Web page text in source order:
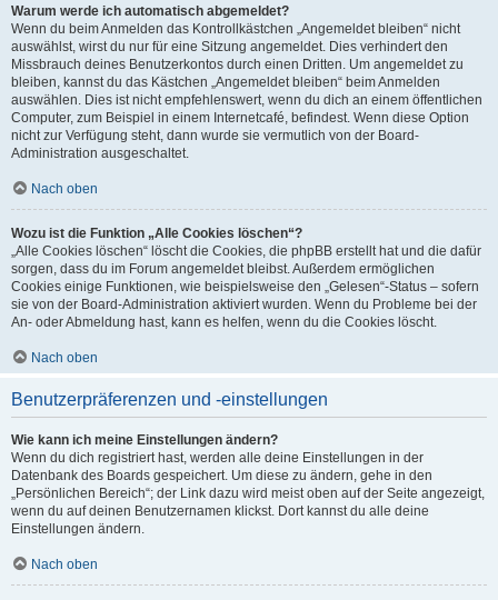
Warum werde ich automatisch abgemeldet?
Wenn du beim Anmelden das Kontrollkästchen „Angemeldet bleiben“ nicht
auswählst, wirst du nur für eine Sitzung angemeldet. Dies verhindert den
Missbrauch deines Benutzerkontos durch einen Dritten. Um angemeldet zu
bleiben, kannst du das Kästchen „Angemeldet bleiben“ beim Anmelden
auswählen. Dies ist nicht empfehlenswert, wenn du dich an einem öffentlichen
Computer, zum Beispiel in einem Internetcafé, befindest. Wenn diese Option
nicht zur Verfügung steht, dann wurde sie vermutlich von der Board-
Administration ausgeschaltet.
Nach oben
Wozu ist die Funktion „Alle Cookies löschen“?
„Alle Cookies löschen“ löscht die Cookies, die phpBB erstellt hat und die dafür
sorgen, dass du im Forum angemeldet bleibst. Außerdem ermöglichen
Cookies einige Funktionen, wie beispielsweise den „Gelesen“-Status – sofern
sie von der Board-Administration aktiviert wurden. Wenn du Probleme bei der
An- oder Abmeldung hast, kann es helfen, wenn du die Cookies löscht.
Nach oben
Benutzerpräferenzen und -einstellungen
Wie kann ich meine Einstellungen ändern?
Wenn du dich registriert hast, werden alle deine Einstellungen in der
Datenbank des Boards gespeichert. Um diese zu ändern, gehe in den
„Persönlichen Bereich“; der Link dazu wird meist oben auf der Seite angezeigt,
wenn du auf deinen Benutzernamen klickst. Dort kannst du alle deine
Einstellungen ändern.
Nach oben